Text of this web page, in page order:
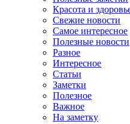
Красота и
Свежие новости
Самое интересное
Полезные новости
Разное
Интересное
Статьи
Заметки
Полезное
Важное
На заметку